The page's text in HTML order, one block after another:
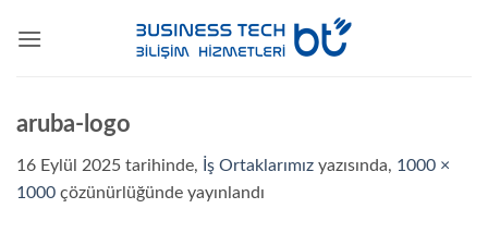
atla
aruba-logo
16 Eylül 2025 tarihinde, İş Ortaklarımız yazısında, 1000 ×
1000 çözünürlüğünde yayınlandı